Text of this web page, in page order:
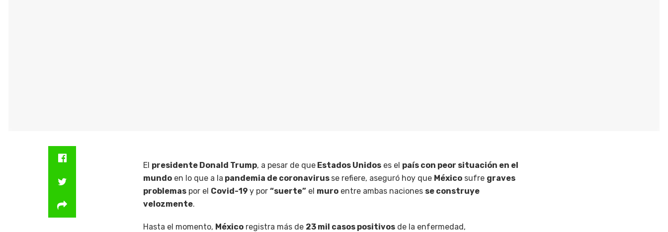
El presidente Donald Trump, a pesar de que Estados Unidos es el país con peor situación en el
mundo en lo que a la pandemia de coronavirus se refiere, aseguró hoy que México sufre graves
problemas por el Covid-19 y por “suerte” el muro entre ambas naciones se construye
velozmente.
Hasta el momento, México registra más de 23 mil casos positivos de la enfermedad,